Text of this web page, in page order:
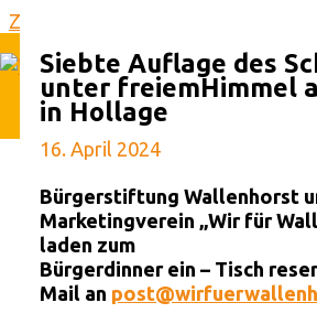
Zum Inhalt springen
Hauptmenü
Siebte Auflage des
unter freiemHimmel
in Hollage
16. April 2024
Bürgerstiftung Wallenhorst
Marketingverein „Wir für
laden zum
Bürgerdinner ein – Tisch
Mail an